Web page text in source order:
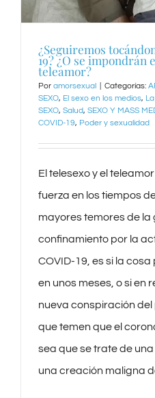
¿Seguiremos
19? ¿O se impondrán
teleamor?
Por amorsexual Categorías:
SEXO, El sexo en los medios,
SEXO, Salud, SEXO Y MASS
COVID-19, Poder y sexualidad
El telesexo y el
fuerza en los tiempos
mayores temores de la
confinamiento por la
COVID-19, es si la
en unos meses, o si en
nueva conspiración del
que temen que el
sea que se trate de
una creación maligna